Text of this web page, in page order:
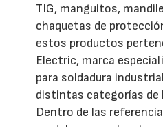
TIG, manguitos,
chaquetas de
estos productos
Electric, marca
para soldadura
distintas categorías de
Dentro de las